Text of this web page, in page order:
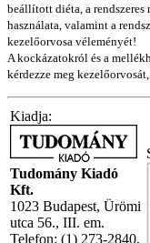
beállított diéta, a rendszeres
használata, valamint a
kezelőorvosa véleményét!
A kockázatokról és a
kérdezze meg
Kiadja:
Tudomány Kiadó
Kft.
1023 Budapest, Ürömi
utca 56., III. em.
Telefon: (1) 273-2840,